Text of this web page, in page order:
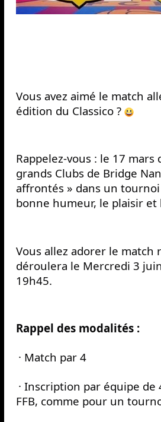
Vous avez aimé le match
édition du Classico ?
Rappelez-vous : le 17 mars
grands Clubs de Bridge
affrontés » dans un
bonne humeur, le plaisir et
Vous allez adorer le match
déroulera le Mercredi 3
19h45.
Rappel des modalités :
· Match par 4
· Inscription par équipe de
FFB, comme pour un